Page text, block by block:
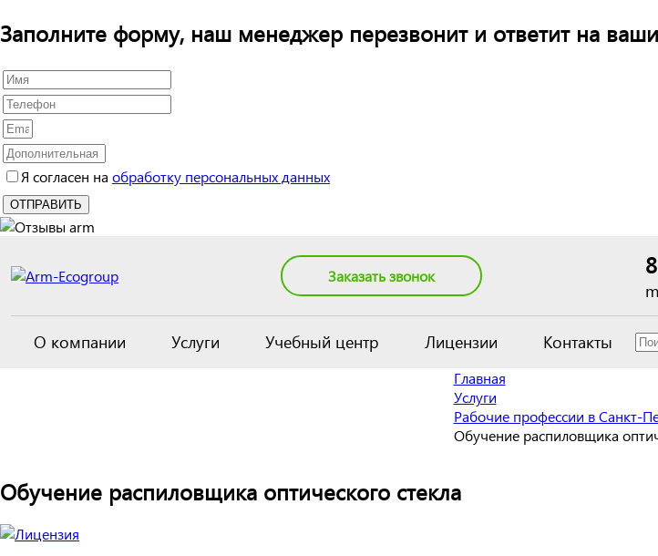
Заполните форму, наш менеджер перезвонит и ответит на
Я согласен на обработку персональных данных
Заказать звонок
О компании Услуги Учебный центр Лицензии Контакты
Главная
Услуги
Рабочие профессии в Санкт-
Обучение распиловщика
Обучение распиловщика оптического стекла